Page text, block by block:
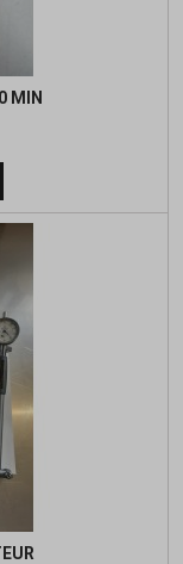
MIN